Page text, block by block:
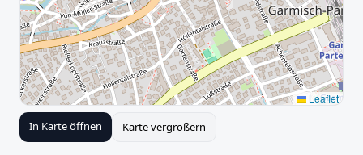
Leaflet
In Karte öffnen Karte vergrößern